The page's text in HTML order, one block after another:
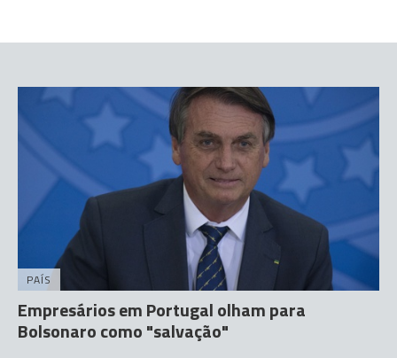
PAÍS
Empresários em Portugal olham para
Bolsonaro como "salvação"